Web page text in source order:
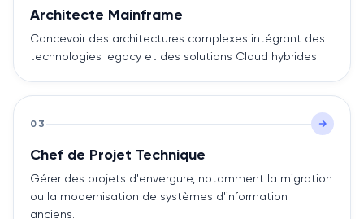
Architecte Mainframe
Concevoir des architectures complexes intégrant des
technologies legacy et des solutions Cloud hybrides.
03
Chef de Projet Technique
Gérer des projets d'envergure, notamment la migration
ou la modernisation de systèmes d'information
anciens.